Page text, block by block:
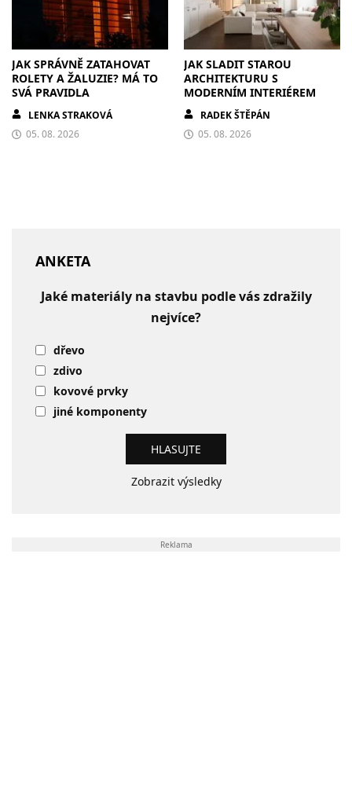
JAK SPRÁVNĚ ZATAHOVAT
ROLETY A ŽALUZIE? MÁ TO
SVÁ PRAVIDLA
LENKA STRAKOVÁ
05. 08. 2026
JAK SLADIT STAROU
ARCHITEKTURU S
MODERNÍM INTERIÉREM
RADEK ŠTĚPÁN
05. 08. 2026
ANKETA
Jaké materiály na stavbu podle vás zdražily
nejvíce?
dřevo
zdivo
kovové prvky
jiné komponenty
Zobrazit výsledky
Reklama